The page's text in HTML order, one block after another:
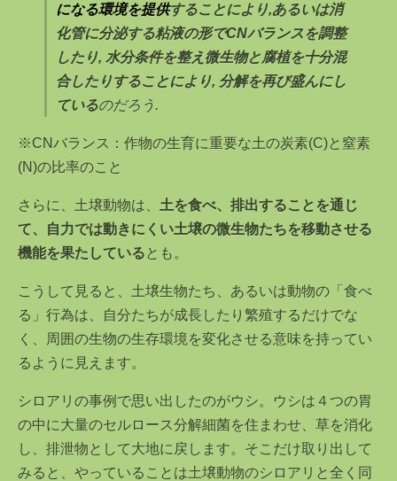
になる環境を提供することにより,あるいは消
化管に分泌する粘液の形でCNバランスを調整
したり, 水分条件を整え微生物と腐植を十分混
合したりすることにより, 分解を再び盛んにし
ているのだろう.
※CNバランス：作物の生育に重要な土の炭素(C)と窒素
(N)の比率のこと
さらに、土壌動物は、 土を食べ、排出することを通じ
て、自力では動きにくい土壌の微生物たちを移動させる
機能を果たしている とも。
こうして見ると、土壌生物たち、あるいは動物の「食べ
る」行為は、自分たちが成長したり繁殖するだけでな
く、周囲の生物の生存環境を変化させる意味を持ってい
るように見えます。
シロアリの事例で思い出したのがウシ。ウシは４つの胃
の中に大量のセルロース分解細菌を住まわせ、草を消化
し、排泄物として大地に戻します。そこだけ取り出して
みると、やっていることは土壌動物のシロアリと全く同